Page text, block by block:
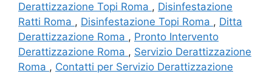
Derattizzazione Topi Roma , Disinfestazione
Ratti Roma , Disinfestazione Topi Roma , Ditta
Derattizzazione Roma , Pronto Intervento
Derattizzazione Roma , Servizio Derattizzazione
Roma , Contatti per Servizio Derattizzazione